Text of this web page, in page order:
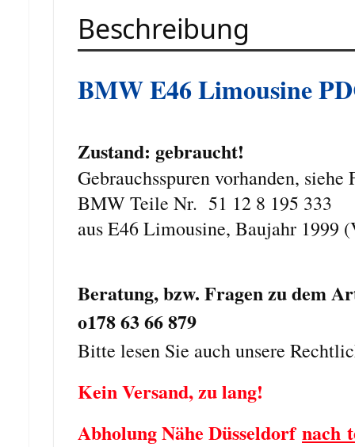
Beschreibung
BMW E46 Limousine
Zustand: gebraucht!
Gebrauchsspuren vorhanden, siehe
BMW Teile Nr. 51 12 8 195 333
aus E46 Limousine, Baujahr 1999
Beratung, bzw. Fragen zu dem
o178 63 66 879
Bitte lesen Sie auch unsere
Kein Versand, zu lang!
Abholung Nähe Düsseldorfnach